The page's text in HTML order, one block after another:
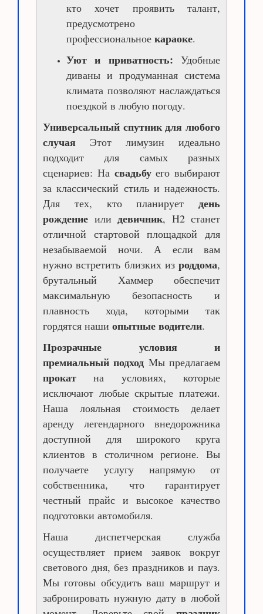
кто хочет проявить талант,
предусмотрено
профессиональное караоке.
Уют и приватность: Удобные
диваны и продуманная система
климата позволяют наслаждаться
поездкой в любую погоду.
Универсальный спутник для любого
случая Этот лимузин идеально
подходит для самых разных
сценариев: На свадьбуего выбирают
за классический стиль и надежность.
Для тех, кто планирует день
рождение или девичник, H2 станет
отличной стартовой площадкой для
незабываемой ночи. А если вам
нужно встретить близких из роддома,
брутальный Хаммер обеспечит
максимальную безопасность и
плавность хода, которыми так
гордятся наши опытные водители.
Прозрачные условия и
премиальный подход Мы предлагаем
прокат на условиях, которые
исключают любые скрытые платежи.
Наша лояльная стоимость делает
аренду легендарного внедорожника
доступной для широкого круга
клиентов в столичном регионе. Вы
получаете услугу напрямую от
собственника, что гарантирует
честный прайс и высокое качество
подготовки автомобиля.
Наша диспетчерская служба
осуществляет прием заявок вокруг
светового дня, без праздников и пауз.
Мы готовы обсудить ваш маршрут и
забронировать нужную дату в любой